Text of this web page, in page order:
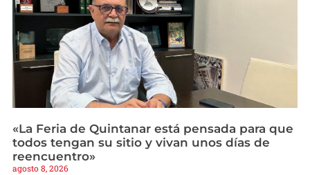
«La Feria de Quintanar está pensada para que
todos tengan su sitio y vivan unos días de
reencuentro»
agosto 8, 2026